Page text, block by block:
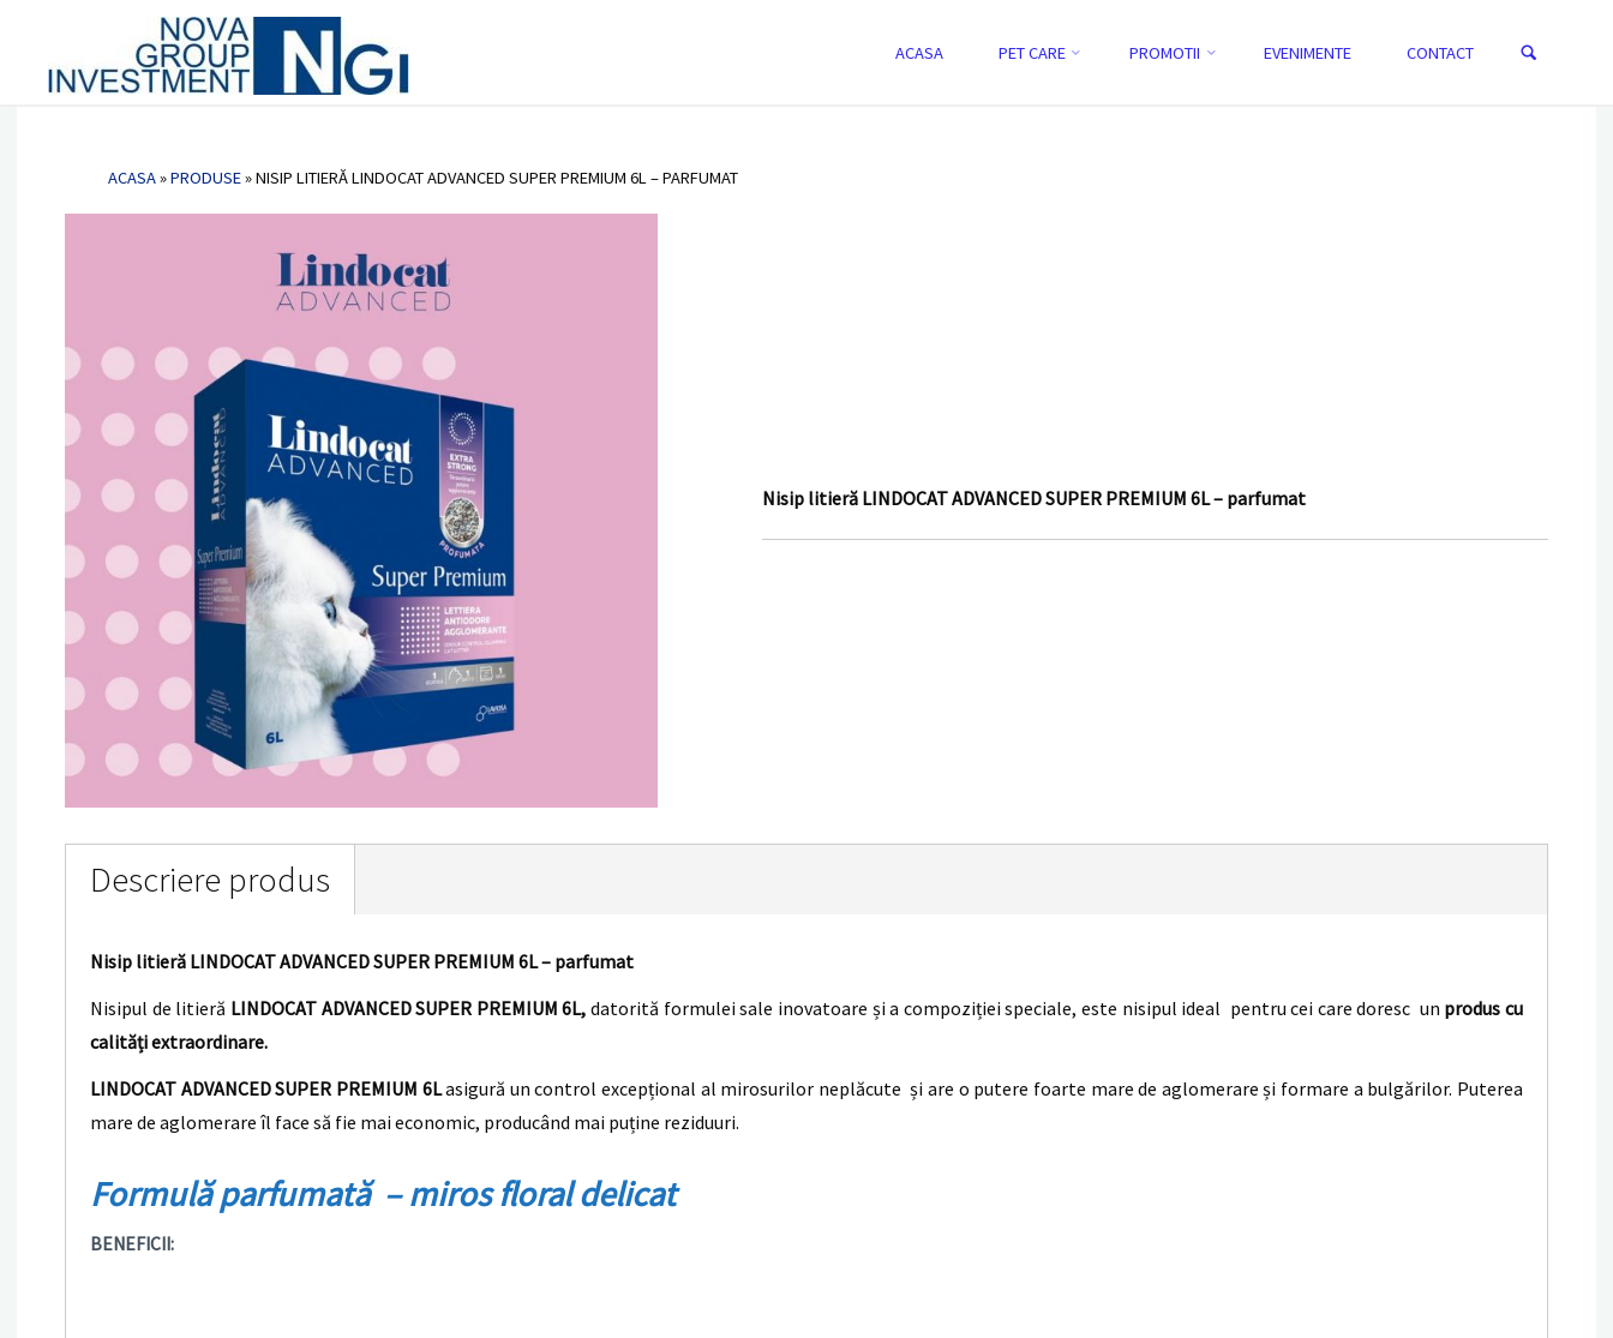
Investment
ACASA PET CARE PROMOTII EVENIMENTE CONTACT
ACASA»PRODUSE»NISIP LITIERĂ LINDOCAT ADVANCED SUPER PREMIUM 6L – PARFUMAT
Nisip litieră LINDOCAT ADVANCED SUPER PREMIUM 6L – parfumat
Descriere produs
Nisip litieră LINDOCAT ADVANCED SUPER PREMIUM 6L – parfumat
Nisipul de litieră LINDOCAT ADVANCED SUPER PREMIUM 6L,datorită formulei sale inovatoare și a compoziției speciale, este nisipul ideal pentru cei care doresc un produs cu
calități extraordinare.
LINDOCAT ADVANCED SUPER PREMIUM 6Lasigură un control excepțional al mirosurilor neplăcute și are o putere foarte mare de aglomerare și formare a bulgărilor. Puterea
mare de aglomerare îl face să fie mai economic, producând mai puține reziduuri.
Formulă parfumată – miros floral delicat
BENEFICII: